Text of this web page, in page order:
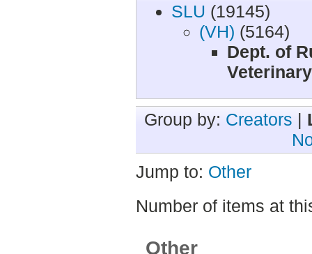
SLU (19145)
(VH) (5164)
Dept. of
Group by: Creators |
Jump to: Other
Number of items at
Other